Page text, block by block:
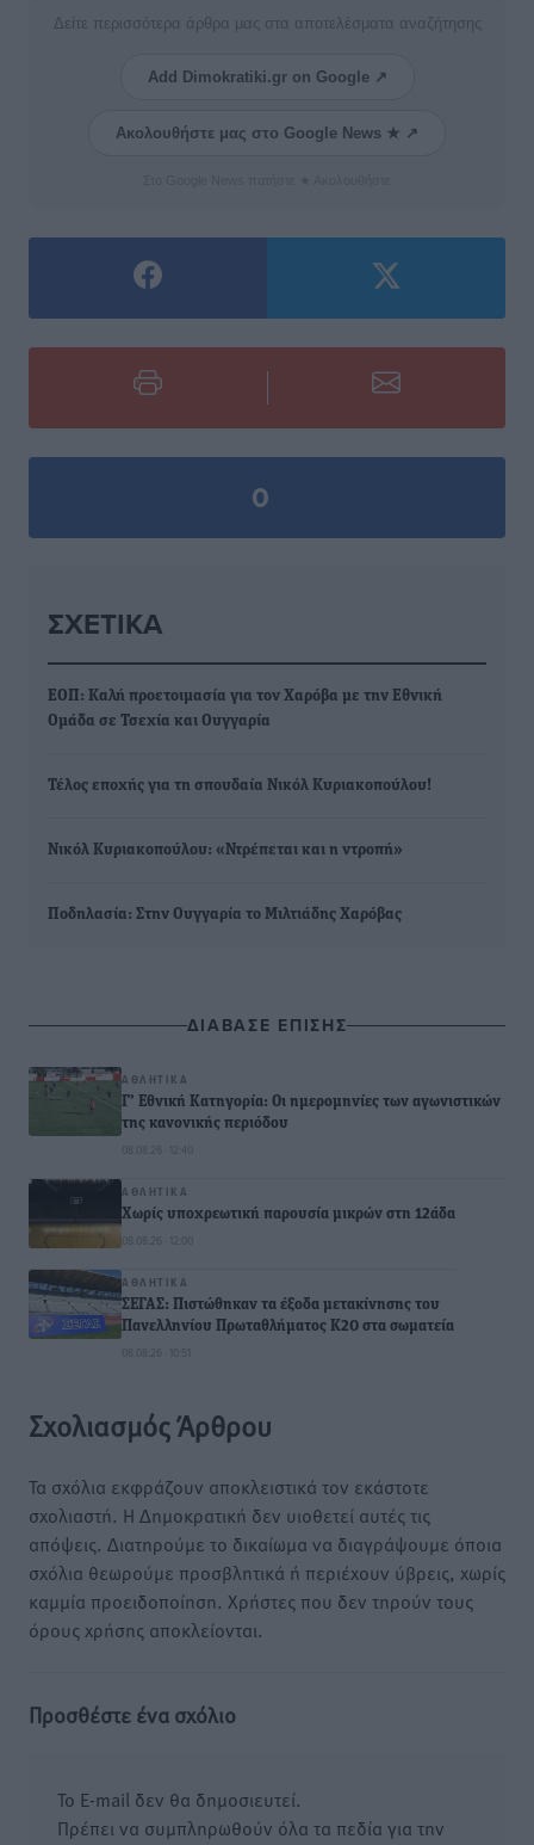
Δείτε περισσότερα άρθρα μας στα αποτελέσματα αναζήτησης
Add Dimokratiki.gr on Google ↗
Ακολουθήστε μας στο Google News ★ ↗
0
ΣΧΕΤΙΚΆ
ΕΟΠ: Καλή προετοιμασία για τον Χαρόβα με την Εθνική
Ομάδα σε Τσεχία και Ουγγαρία
Τέλος εποχής για τη σπουδαία Νικόλ Κυριακοπούλου!
Νικόλ Κυριακοπούλου: «Ντρέπεται και η ντροπή»
Ποδηλασία: Στην Ουγγαρία το Μιλτιάδης Χαρόβας
ΔΙΑΒΑΣΕ ΕΠΙΣΗΣ
ΑΘΛΗΤΙΚΆ
Γ’ Εθνική Κατηγορία: Οι ημερομηνίες των αγωνιστικών
της κανονικής περιόδου
08.08.26 · 12:40
ΑΘΛΗΤΙΚΆ
Χωρίς υποχρεωτική παρουσία μικρών στη 12άδα
08.08.26 · 12:00
ΑΘΛΗΤΙΚΆ
ΣΕΓΑΣ: Πιστώθηκαν τα έξοδα μετακίνησης του
Πανελληνίου Πρωταθλήματος Κ20 στα σωματεία
08.08.26 · 10:51
Σχολιασμός Άρθρου
Τα σχόλια εκφράζουν αποκλειστικά τον εκάστοτε
σχολιαστή. Η Δημοκρατική δεν υιοθετεί αυτές τις
απόψεις. Διατηρούμε το δικαίωμα να διαγράψουμε όποια
σχόλια θεωρούμε προσβλητικά ή περιέχουν ύβρεις, χωρίς
καμμία προειδοποίηση. Χρήστες που δεν τηρούν τους
όρους χρήσης αποκλείονται.
Προσθέστε ένα σχόλιο
Το E-mail δεν θα δημοσιευτεί.
Πρέπει να συμπληρωθούν όλα τα πεδία για την